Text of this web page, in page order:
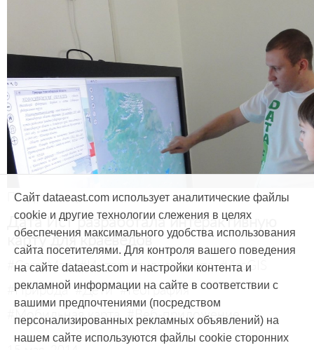
Продукты и услуги
Дата Ист разработала интерактивную
карту для краеведов
#CarryMap #Интерактивная карта #ArcGIS
#Природа #Дети #География
#Мобильная карта #Веб-приложение
Сайт dataeast.com использует аналитические файлы
cookie и другие технологии слежения в целях
обеспечения максимального удобства использования
сайта посетителями. Для контроля вашего поведения
на сайте dataeast.com и настройки контента и
рекламной информации на сайте в соответствии с
вашими предпочтениями (посредством
персонализированных рекламных объявлений) на
нашем сайте используются файлы cookie сторонних